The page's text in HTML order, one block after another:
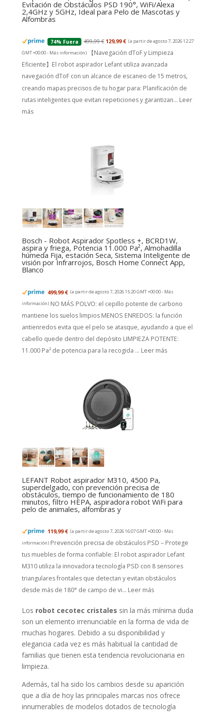
Evitación de Obstáculos PSD 190°, WiFi/Alexa
2,4GHz y 5GHz, Ideal para Pelo de Mascotas y
Alfombras
74% Fuera 499,99 € 129,99 € (a partir de agosto 7, 2026 12:27
GMT +00:00 - Más información)
【Navegación dToF y Limpieza
Eficiente】El robot aspirador Lefant utiliza avanzada
navegación dToF con un alcance de escaneo de 15 metros,
creando mapas precisos de tu hogar para: Planificación de
rutas inteligentes que evitan repeticiones y garantizan... Leer
más
Bosch - Robot Aspirador Spotless +, BCRD1W,
aspira y friega, Potencia 11.000 Pa², Almohadilla
húmeda Fija, estación Seca, Sistema Inteligente de
visión por Infrarrojos, Bosch Home Connect App,
Blanco
499,99 € (a partir de agosto 7, 2026 15:20 GMT +00:00 - Más
información) NO MÁS POLVO: el cepillo potente de carbono
mantiene los suelos limpios MENOS ENREDOS: la función
antienredos evita que el pelo se atasque, ayudando a que el
cabello quede dentro del depósito LIMPIEZA POTENTE:
11.000 Pa² de potencia para la recogida ... Leer más
LEFANT Robot aspirador M310, 4500 Pa,
superdelgado, con prevención precisa de
obstáculos, tiempo de funcionamiento de 180
minutos, filtro HEPA, aspiradora robot WiFi para
pelo de animales, alfombras y
119,99 € (a partir de agosto 7, 2026 16:07 GMT +00:00 - Más
información) Prevención precisa de obstáculos PSD – Protege
tus muebles de forma confiable: El robot aspirador Lefant
M310 utiliza la innovadora tecnología PSD con 8 sensores
triangulares frontales que detectan y evitan obstáculos
desde más de 180° de campo de vi... Leer más
Los robot cecotec cristales sin la más mínima duda
son un elemento irrenunciable en la forma de vida de
muchas hogares. Debido a su disponibilidad y
elegancia cada vez es más habitual la cantidad de
familias que tienen esta tendencia revolucionaria en
limpieza.
Además, tal ha sido los cambios desde su aparición
que a día de hoy las principales marcas nos ofrece
innumerables de modelos dotados de tecnología